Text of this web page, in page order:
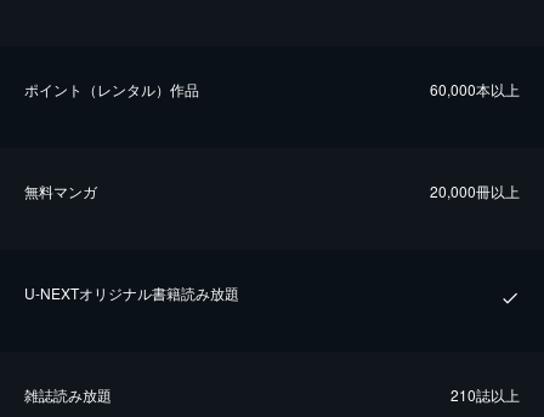
ポイント（レンタル）作品 60,000本以上
無料マンガ 20,000冊以上
U-NEXTオリジナル書籍読み放題
雑誌読み放題 210誌以上